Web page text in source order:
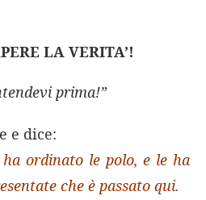
LA VERITA’!
prima!”
e dice:
ordinato le polo, e le ha
che è passato qui.